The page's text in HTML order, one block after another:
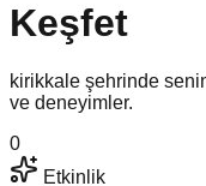
Keşfet
kirikkale şehrinde
ve deneyimler.
0
Etkinlik